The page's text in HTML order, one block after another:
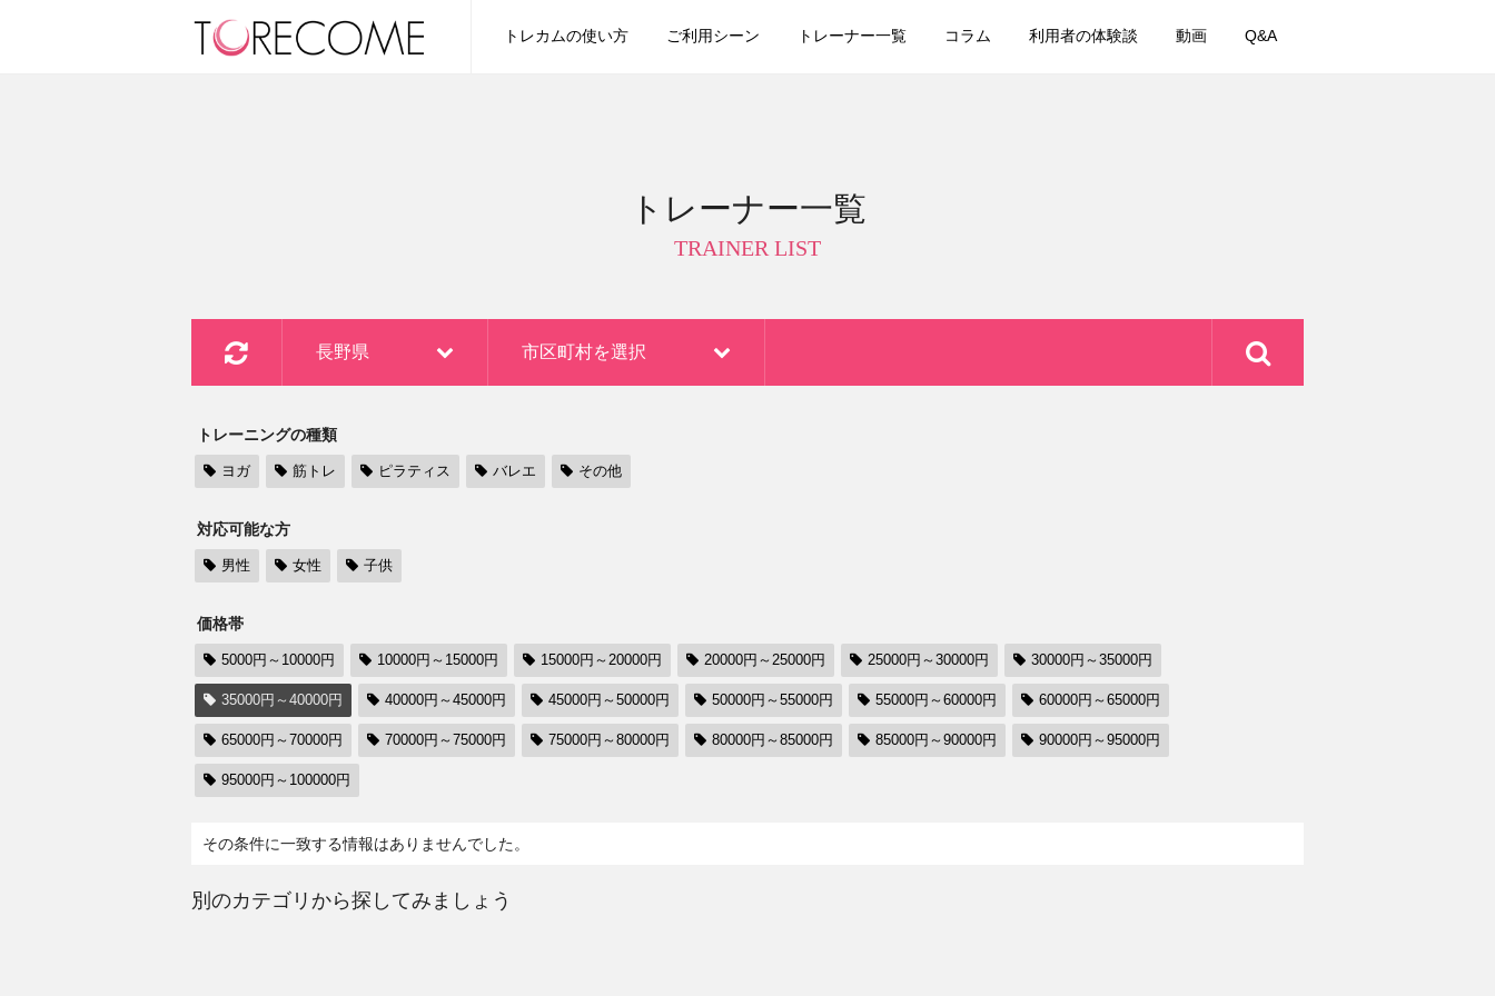
トレカムの使い方 ご利用シーン トレーナー一覧 コラム 利用者の体験談 動画 Q&A
トレーナー一覧
TRAINER LIST
長野県 市区町村を選択
トレーニングの種類
ヨガ 筋トレ ピラティス バレエ その他
対応可能な方
男性 女性 子供
価格帯
5000円～10000円 10000円～15000円 15000円～20000円 20000円～25000円 25000円～30000円 30000円～35000円
35000円～40000円 40000円～45000円 45000円～50000円 50000円～55000円 55000円～60000円 60000円～65000円
65000円～70000円 70000円～75000円 75000円～80000円 80000円～85000円 85000円～90000円 90000円～95000円
95000円～100000円
その条件に一致する情報はありませんでした。
別のカテゴリから探してみましょう